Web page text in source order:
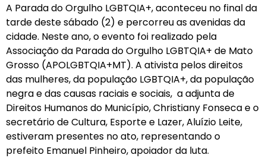
A Parada do Orgulho LGBTQIA+, aconteceu no final da
tarde deste sábado (2) e percorreu as avenidas da
cidade. Neste ano, o evento foi realizado pela
Associação da Parada do Orgulho LGBTQIA+ de Mato
Grosso (APOLGBTQIA+MT). A ativista pelos direitos
das mulheres, da população LGBTQIA+, da população
negra e das causas raciais e sociais, a adjunta de
Direitos Humanos do Município, Christiany Fonseca e o
secretário de Cultura, Esporte e Lazer, Aluízio Leite,
estiveram presentes no ato, representando o
prefeito Emanuel Pinheiro, apoiador da luta.